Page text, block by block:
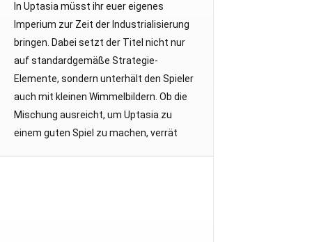
In Uptasia müsst ihr euer eigenes
Imperium zur Zeit der Industrialisierung
bringen. Dabei setzt der Titel nicht nur
auf standardgemäße Strategie-
Elemente, sondern unterhält den Spieler
auch mit kleinen Wimmelbildern. Ob die
Mischung ausreicht, um Uptasia zu
einem guten Spiel zu machen, verrät